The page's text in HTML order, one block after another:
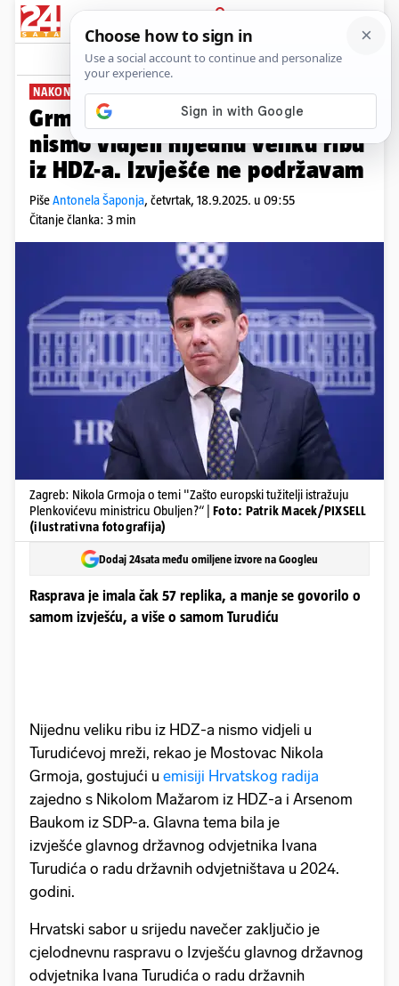
PRIJAVA
News Komentari
NAKON RASPRAVE U SABORU
Grmoja: U Turudićevoj mreži još
nismo vidjeli nijednu veliku ribu
iz HDZ-a. Izvješće ne podržavam
PišeAntonela Šaponja, četvrtak, 18.9.2025. u 09:55
Čitanje članka: 3 min
Zagreb: Nikola Grmoja o temi "Zašto europski tužitelji istražuju
Plenkovićevu ministricu Obuljen?“ | Foto: Patrik Macek/PIXSELL
(ilustrativna fotografija)
Dodaj 24sata među omiljene izvore na Googleu
Rasprava je imala čak 57 replika, a manje se govorilo o
samom izvješću, a više o samom Turudiću
Nijednu veliku ribu iz HDZ-a nismo vidjeli u
Turudićevoj mreži, rekao je Mostovac Nikola
Grmoja, gostujući u emisiji Hrvatskog radija
zajedno s Nikolom Mažarom iz HDZ-a i Arsenom
Baukom iz SDP-a. Glavna tema bila je
izvješće glavnog državnog odvjetnika Ivana
Turudića o radu državnih odvjetništava u 2024.
godini.
Hrvatski sabor u srijedu navečer zaključio je
cjelodnevnu raspravu o Izvješću glavnog državnog
odvjetnika Ivana Turudića o radu državnih